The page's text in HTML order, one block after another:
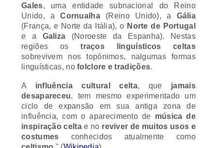
Unido, aCornualha(Reino Unido), aGália
(França, e Norte da Itália), oNorte de Portugal
e aGaliza(Noroeste da Espanha). Nestas
regiões ostraços linguísticos celtas
sobrevivem nos topónimos, nalgumas formas
linguísticas, nofolclore e tradições.
desapareceu, tem mesmo experimentado um
ciclo de expansão em sua antiga zona de
influência, com o aparecimento demúsica de
inspiração celtae noreviver de muitos usos e
costumesconhecidos atualmente como
celtismo." ( Wikipedia)